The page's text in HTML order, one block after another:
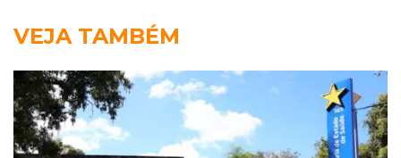
VEJA TAMBÉM